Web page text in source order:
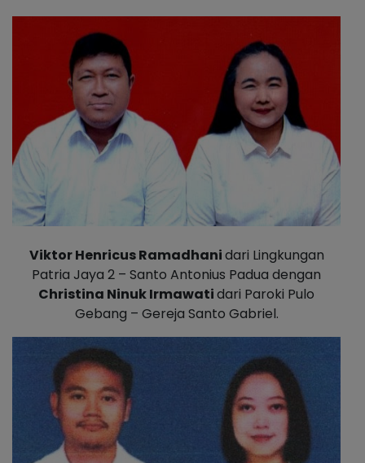
Viktor Henricus Ramadhanidari Lingkungan
Patria Jaya 2 – Santo Antonius Padua dengan
Christina Ninuk Irmawatidari Paroki Pulo
Gebang – Gereja Santo Gabriel.